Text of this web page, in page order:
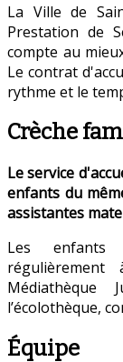
La Ville de
Prestation de
compte au
Le contrat
rythme et le
Crèche
Le service
enfants du
assistantes
Les enfants
l’écolothèque,
Équipe